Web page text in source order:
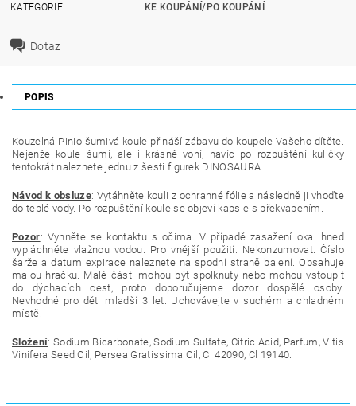
KATEGORIE KE KOUPÁNÍ/PO KOUPÁNÍ
Dotaz
POPIS
Kouzelná Pinio šumivá koule přináší zábavu do koupele Vašeho dítěte.
Nejenže koule šumí, ale i krásně voní, navíc po rozpuštění kuličky
tentokrát naleznete jednu z šesti figurek DINOSAURA.
Návod k obsluze: Vytáhněte kouli z ochranné fólie a následně ji vhoďte
do teplé vody. Po rozpuštění koule se objeví kapsle s překvapením.
Pozor: Vyhněte se kontaktu s očima. V případě zasažení oka ihned
vypláchněte vlažnou vodou. Pro vnější použití. Nekonzumovat. Číslo
šarže a datum expirace naleznete na spodní straně balení. Obsahuje
malou hračku. Malé části mohou být spolknuty nebo mohou vstoupit
do dýchacích cest, proto doporučujeme dozor dospělé osoby.
Nevhodné pro děti mladší 3 let. Uchovávejte v suchém a chladném
místě.
Složení: Sodium Bicarbonate, Sodium Sulfate, Citric Acid, Parfum, Vitis
Vinifera Seed Oil, Persea Gratissima Oil, Cl 42090, Cl 19140.